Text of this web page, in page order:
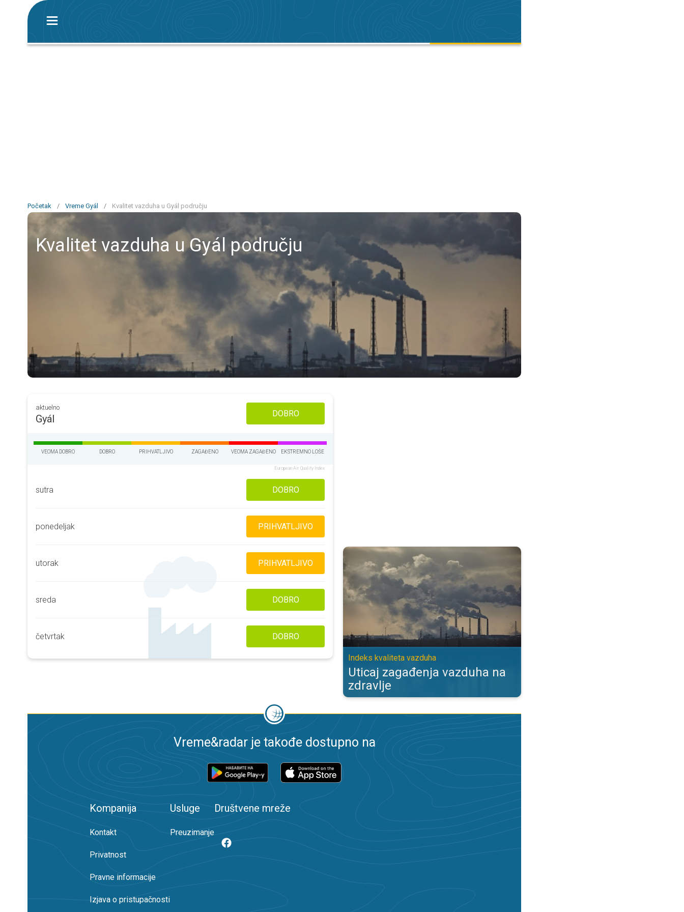
Početak / Vreme Gyál / Kvalitet vazduha u Gyál području
Kvalitet vazduha u Gyál području
aktuelno
Gyál DOBRO
VEOMA DOBRO DOBRO PRIHVATLJIVO ZAGAĐENO VEOMA ZAGAĐENO EKSTREMNO LOŠE
European Air Quality Index
sutra DOBRO
ponedeljak PRIHVATLJIVO
utorak PRIHVATLJIVO
sreda DOBRO
četvrtak DOBRO
Uticaj zagađenja vazduha na zdravlje. Indeks kvaliteta vazduha. . .
Indeks kvaliteta vazduha
Uticaj zagađenja vazduha na
zdravlje
Vreme&radar je takođe dostupno na
Kompanija
Kontakt
Privatnost
Pravne informacije
Izjava o pristupačnosti
Usluge
Preuzimanje
Društvene mreže